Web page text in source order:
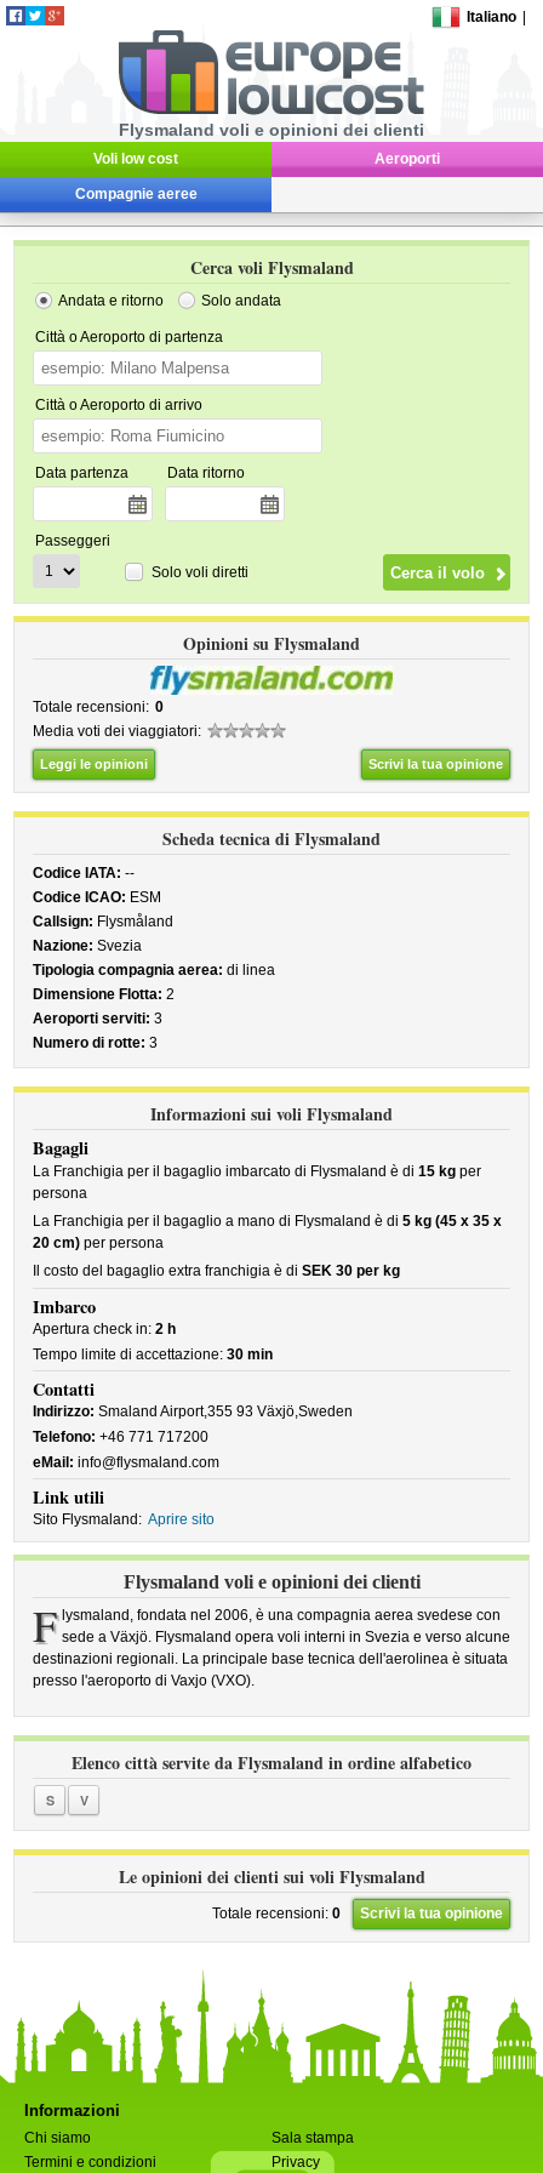
Italiano
Flysmaland voli e opinioni dei clienti
Voli low cost Aeroporti
Compagnie aeree
Cerca voli Flysmaland
Andata e ritorno Solo andata
Città o Aeroporto di partenza
Città o Aeroporto di arrivo
Data partenza Data ritorno
Passeggeri
Solo voli diretti
Opinioni su Flysmaland
Totale recensioni: 0
Media voti dei viaggiatori:
Leggi le opinioni Scrivi la tua opinione
Scheda tecnica di Flysmaland
Codice IATA: --
Codice ICAO: ESM
Callsign: Flysmåland
Nazione: Svezia
Tipologia compagnia aerea: di linea
Dimensione Flotta: 2
Aeroporti serviti: 3
Numero di rotte: 3
Informazioni sui voli Flysmaland
Bagagli
La Franchigia per il bagaglio imbarcato di Flysmaland è di15 kg per
persona
La Franchigia per il bagaglio a mano di Flysmaland è di5 kg (45 x 35 x
20 cm) per persona
Il costo del bagaglio extra franchigia è diSEK 30 per kg
Imbarco
Apertura check in:2 h
Tempo limite di accettazione:30 min
Contatti
Indirizzo: Smaland Airport,355 93 Växjö,Sweden
Telefono: +46 771 717200
eMail: info@flysmaland.com
Link utili
Sito Flysmaland: Aprire sito
Flysmaland voli e opinioni dei clienti
F lysmaland, fondata nel 2006, è una compagnia aerea svedese con
sede a Växjö. Flysmaland opera voli interni in Svezia e verso alcune
destinazioni regionali. La principale base tecnica dell'aerolinea è situata
presso l'aeroporto di Vaxjo (VXO).
Elenco città servite da Flysmaland in ordine alfabetico
S V
Le opinioni dei clienti sui voli Flysmaland
Totale recensioni: 0 Scrivi la tua opinione
Informazioni
Chi siamo
Sala stampa
Termini e condizioni
Privacy